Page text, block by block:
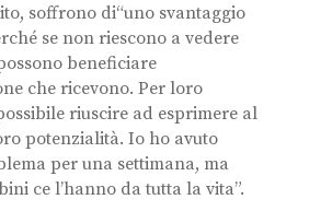
soffrono di“uno svantaggio
se non riescono a vedere
beneficiare
che ricevono. Per loro
riuscire ad esprimere al
potenzialità. Io ho avuto
per una settimana, ma
ce l’hanno da tutta la vita”.